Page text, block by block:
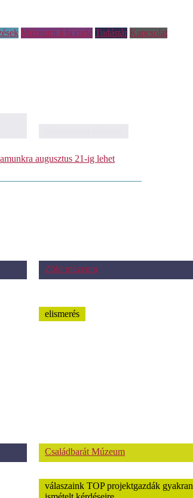
Múzeumi à la carte Tudástár Kapcsolat
augusztus 21-ig lehet
Zöld múzeum
elismerés
Családbarát Múzeum
válaszaink TOP projektgazdák gyakran